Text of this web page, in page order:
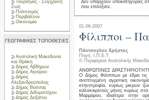
Τουρισμός - Σύγχρονη
Ζωή
Πολιτισμός
Περιβάλλον
Οικονομία
ΓΕΩΓΡΑΦΙΚΕΣ ΤΟΠΟΘΕΣΙΕΣ
Ανατολική Μακεδονία
και Θράκη
Δήμος Αβδήρων
Δήμος Αιγείρου
Δήμος
Αλεξανδρούπολης
Δήμος Βύσσας
Δήμος Διδυμοτείχου
Δήμος Δοξάτου
Δεν υπάρχουν υποκατηγορίες
που επιλέξατε.
01-06-2007
Φίλιπποι –
Πάντσογλου Χρήστος
Πηγή: Ι.Π.Ε.Τ.
© Περιφέρεια Ανατολικής
ΑΝΘΡΩΠΙΝΕΣ
Ο Δήμος Φιλίππων με έδρα τις
ανεπτυγμένη αγροτική
κτηνοτροφία, κυρίως μικρών
καλοκαιρινούς μήνες κυρίως
Μαρμάρου, ιδιαίτερα στην